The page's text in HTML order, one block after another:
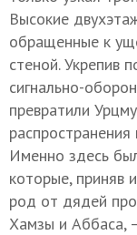
Высокие
обращенные к
стеной. Укрепив
сигнально-
превратили
Именно здесь
которые, приняв
род от дядей
Хамзы и Аббаса,